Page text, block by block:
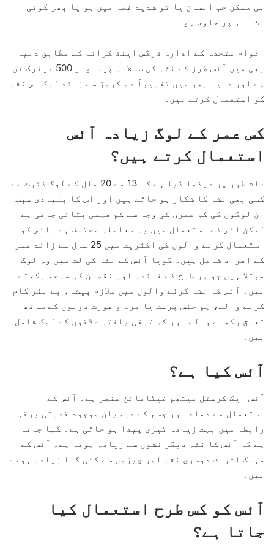
ہی ممکن جب انسان یا تو شدید غصہ میں ہو یا پھر کوئی
نشہ اس پر حاوی ہو۔
اقوام متحدہ کے ادارہ ڈرگس اینڈ کرائم کے مطابق دنیا
بھی میں آئس طرز کے نشہ کی سالانہ پیداوار 500 میٹرک ٹن
ہے اور دنیا بھر میں تقریباً دو کروڑ سے زائد لوگ اس نشہ
کو استعمال کرتے ہیں۔
کس عمر کے لوگ زیادہ آئس
استعمال کرتے ہیں؟
عام طور پر دیکھا گیا ہے کہ 13 سے 20 سال کے لوگ کثرت سے
کسی بھی نشہ کا شکار ہو جاتے ہیں اور اس کا بنیادی سبب
ان لوگوں کی کم عمری کی وجہ سے کم فہمی بتائی جاتی ہے
لیکن آئس کے استعمال میں یہ معاملہ مختلف ہے۔ آئس کو
استعمال کرنے والوں کی اکثریت میں 25 سال سے زائد عمر
کے افراد شامل ہیں۔ گویا آئس کے نشہ کی لت میں وہ لوگ
مبتلا ہیں جو ہر طرح کے فائدہ اور نقصان کی سمجھ رکھتے
ہیں۔ آئس کا نشہ کرنے والوں میں ملازم پیشہ، بے ہنر کام
کرنے والے، ہم جنس پرست یا مرد و عورت دونوں کے ساتھ
تعلق رکھنے والے اور کم ترقی یافتہ علاقوں کے لوگ شامل
ہیں۔
آئس کیا ہے؟
آئس ایک کرسٹل میتھم فیٹامائن عنصر ہے۔ آئس کے
استعمال سے دماغ اور جسم کے درمیان موجود قدرتی برقی
رابطہ میں بہت زیادہ تیزی پیدا ہو جاتی ہے۔ کہا جاتا
ہے کہ آئس کا نشہ دیگر نشوں سے زیادہ ہوتا ہے۔ آئس کے
مہلک اثرات دوسری نشہ آور چیزوں سے کئی گنا زیادہ ہوتے
ہیں۔
آئس کو کس طرح استعمال کیا
جاتا ہے؟